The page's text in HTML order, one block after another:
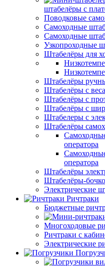
штабелёры с
Поводковые
Самоходные
Самоходные
Узкопроходные
Штабелёры для
Штабелёры
Штабелёры с
Штабелёры с
Штабелёры с
Штабелеры с
Штабелёры
оператора
оператора
Штабелёры
Штабелёры-
Электрические
Ричтраки
Бюджетные
Многоходовые
Ричтраки с
Электрические